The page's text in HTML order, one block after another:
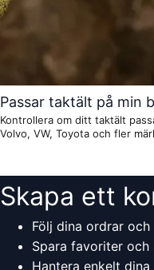
Passar taktält på min
Kontrollera om ditt taktält
Volvo, VW, Toyota och fler
Skapa ett
Följ dina ordrar
Spara favoriter
Hantera enkelt